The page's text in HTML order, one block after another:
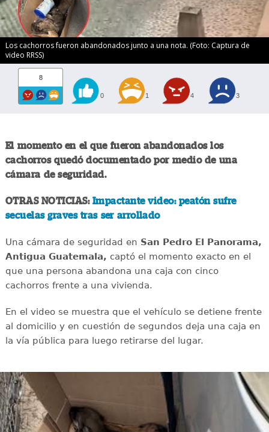
Los cachorros fueron abandonados junto a una nota. (Foto: Captura de
video RRSS)
8
0 1 4 3
El momento en el que fueron abandonados los
cachorros quedó documentado por medio de una
cámara de seguridad.
OTRAS NOTICIAS: Impactante video: peatón sufre
secuelas graves tras ser arrollado
Una cámara de seguridad en San Pedro El Panorama,
Antigua Guatemala, captó el momento exacto en el
que una persona abandona una caja con cinco
cachorros frente a una vivienda.
En el video se muestra que el vehículo se detiene frente
al domicilio y en cuestión de segundos deja una caja en
la vía pública para luego retirarse del lugar.